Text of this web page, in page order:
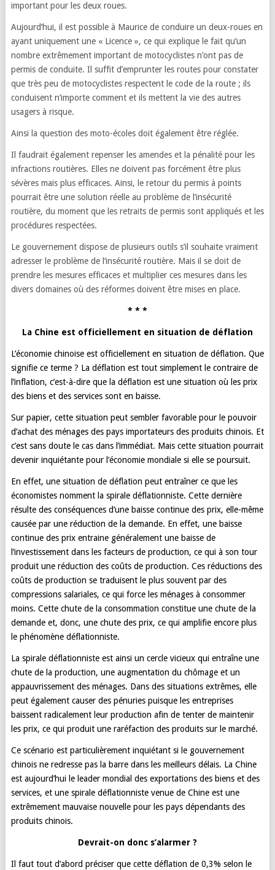
important pour les deux roues.
Aujourd’hui, il est possible à Maurice de conduire un deux-roues en
ayant uniquement une « Licence », ce qui explique le fait qu’un
nombre extrêmement important de motocyclistes n’ont pas de
permis de conduite. Il suffit d’emprunter les routes pour constater
que très peu de motocyclistes respectent le code de la route ; ils
conduisent n’importe comment et ils mettent la vie des autres
usagers à risque.
Ainsi la question des moto-écoles doit également être réglée.
Il faudrait également repenser les amendes et la pénalité pour les
infractions routières. Elles ne doivent pas forcément être plus
sévères mais plus efficaces. Ainsi, le retour du permis à points
pourrait être une solution réelle au problème de l’insécurité
routière, du moment que les retraits de permis sont appliqués et les
procédures respectées.
Le gouvernement dispose de plusieurs outils s’il souhaite vraiment
adresser le problème de l’insécurité routière. Mais il se doit de
prendre les mesures efficaces et multiplier ces mesures dans les
divers domaines où des réformes doivent être mises en place.
* * *
La Chine est officiellement en situation de déflation
L’économie chinoise est officiellement en situation de déflation. Que
signifie ce terme ? La déflation est tout simplement le contraire de
l’inflation, c’est-à-dire que la déflation est une situation où les prix
des biens et des services sont en baisse.
Sur papier, cette situation peut sembler favorable pour le pouvoir
d’achat des ménages des pays importateurs des produits chinois. Et
c’est sans doute le cas dans l’immédiat. Mais cette situation pourrait
devenir inquiétante pour l’économie mondiale si elle se poursuit.
En effet, une situation de déflation peut entraîner ce que les
économistes nomment la spirale déflationniste. Cette dernière
résulte des conséquences d’une baisse continue des prix, elle-même
causée par une réduction de la demande. En effet, une baisse
continue des prix entraine généralement une baisse de
l’investissement dans les facteurs de production, ce qui à son tour
produit une réduction des coûts de production. Ces réductions des
coûts de production se traduisent le plus souvent par des
compressions salariales, ce qui force les ménages à consommer
moins. Cette chute de la consommation constitue une chute de la
demande et, donc, une chute des prix, ce qui amplifie encore plus
le phénomène déflationniste.
La spirale déflationniste est ainsi un cercle vicieux qui entraîne une
chute de la production, une augmentation du chômage et un
appauvrissement des ménages. Dans des situations extrêmes, elle
peut également causer des pénuries puisque les entreprises
baissent radicalement leur production afin de tenter de maintenir
les prix, ce qui produit une raréfaction des produits sur le marché.
Ce scénario est particulièrement inquiétant si le gouvernement
chinois ne redresse pas la barre dans les meilleurs délais. La Chine
est aujourd’hui le leader mondial des exportations des biens et des
services, et une spirale déflationniste venue de Chine est une
extrêmement mauvaise nouvelle pour les pays dépendants des
produits chinois.
Devrait-on donc s’alarmer ?
Il faut tout d’abord préciser que cette déflation de 0,3% selon le